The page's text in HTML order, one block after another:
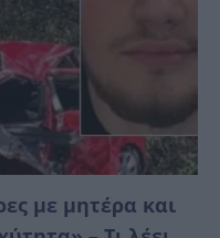
με μητέρα και